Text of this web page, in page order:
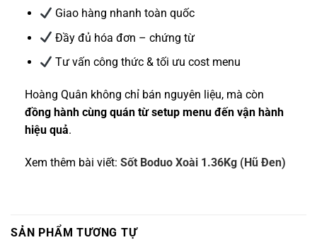
Giao hàng nhanh toàn quốc
Đầy đủ hóa đơn – chứng từ
Tư vấn công thức & tối ưu cost menu
Hoàng Quân không chỉ bán nguyên liệu, mà còn
đồng hành cùng quán từ setup menu đến vận hành
hiệu quả.
Xem thêm bài viết: Sốt Boduo Xoài 1.36Kg (Hũ Đen)
SẢN PHẨM TƯƠNG TỰ